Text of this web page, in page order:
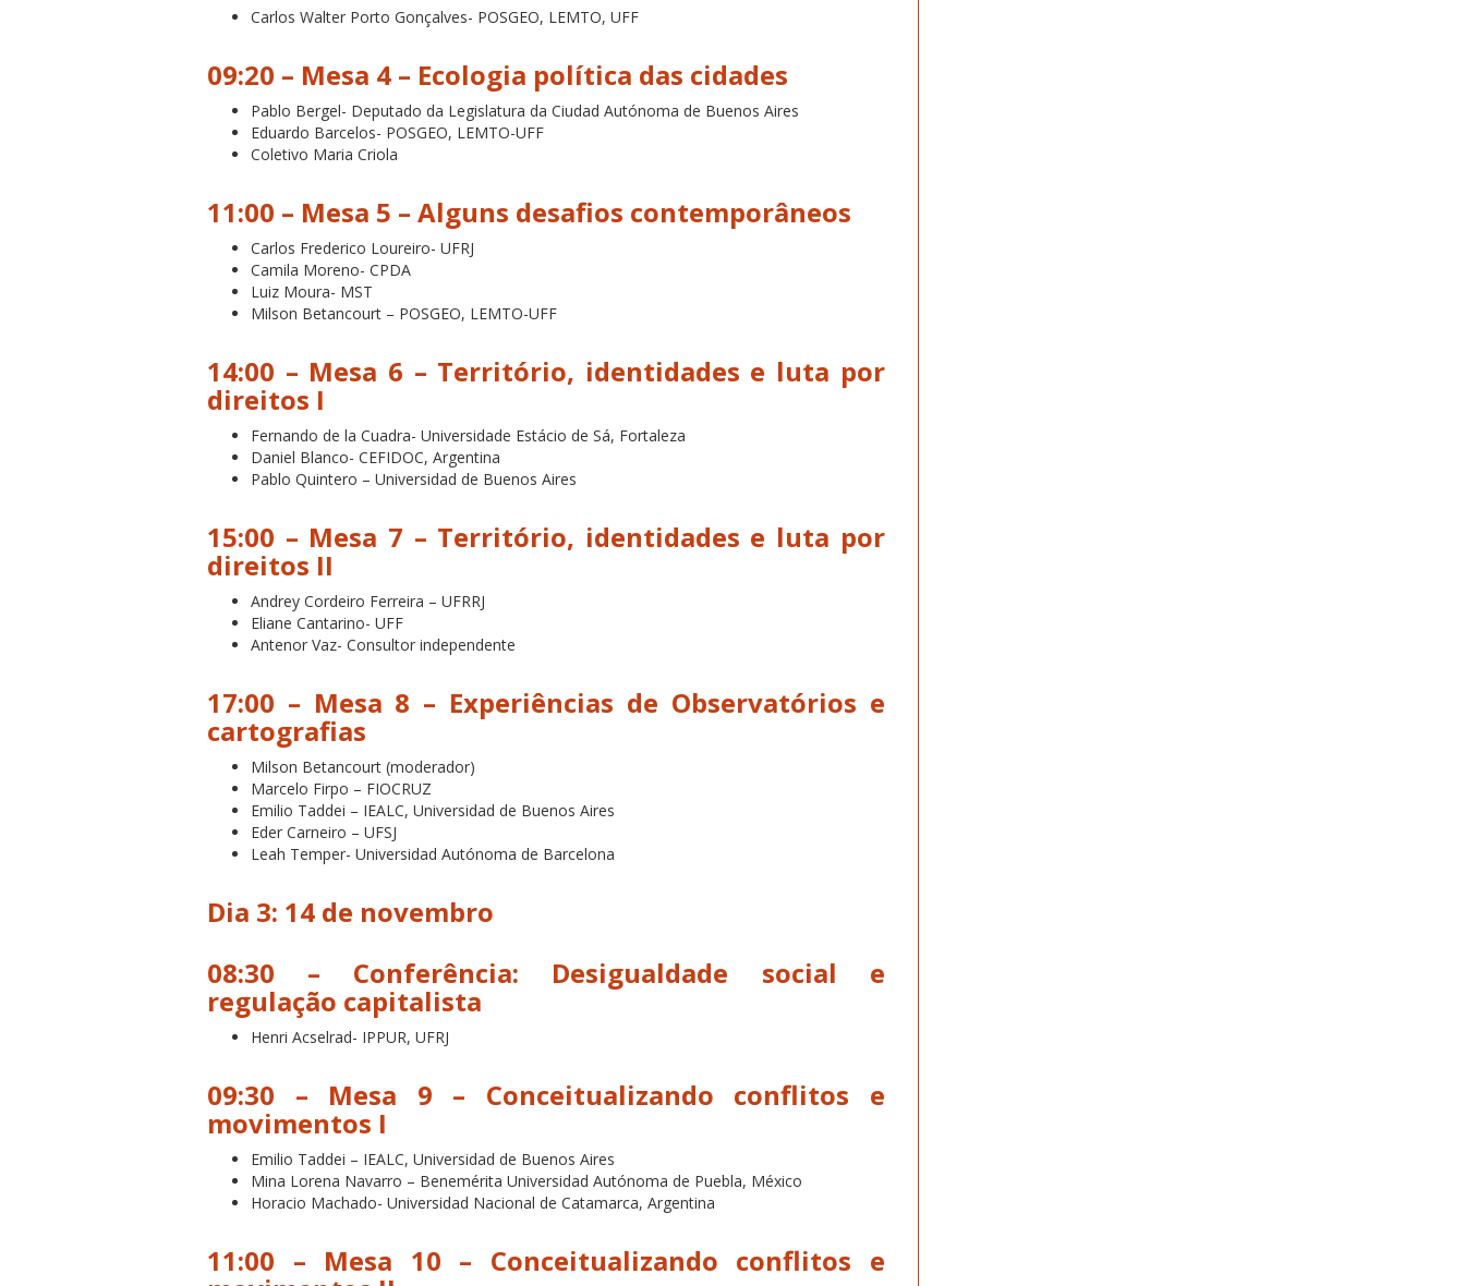
Carlos Walter Porto Gonçalves- POSGEO, LEMTO, UFF
09:20 – Mesa 4 – Ecologia política das cidades
Pablo Bergel- Deputado da Legislatura da Ciudad Autónoma de Buenos Aires
Eduardo Barcelos- POSGEO, LEMTO-UFF
Coletivo Maria Criola
11:00 – Mesa 5 – Alguns desafios contemporâneos
Carlos Frederico Loureiro- UFRJ
Camila Moreno- CPDA
Luiz Moura- MST
Milson Betancourt – POSGEO, LEMTO-UFF
14:00 – Mesa 6 – Território, identidades e luta por
direitos I
Fernando de la Cuadra- Universidade Estácio de Sá, Fortaleza
Daniel Blanco- CEFIDOC, Argentina
Pablo Quintero – Universidad de Buenos Aires
15:00 – Mesa 7 – Território, identidades e luta por
direitos II
Andrey Cordeiro Ferreira – UFRRJ
Eliane Cantarino- UFF
Antenor Vaz- Consultor independente
17:00 – Mesa 8 – Experiências de Observatórios e
cartografias
Milson Betancourt (moderador)
Marcelo Firpo – FIOCRUZ
Emilio Taddei – IEALC, Universidad de Buenos Aires
Eder Carneiro – UFSJ
Leah Temper- Universidad Autónoma de Barcelona
Dia 3: 14 de novembro
08:30 – Conferência: Desigualdade social e
regulação capitalista
Henri Acselrad- IPPUR, UFRJ
09:30 – Mesa 9 – Conceitualizando conflitos e
movimentos I
Emilio Taddei – IEALC, Universidad de Buenos Aires
Mina Lorena Navarro – Benemérita Universidad Autónoma de Puebla, México
Horacio Machado- Universidad Nacional de Catamarca, Argentina
11:00 – Mesa 10 – Conceitualizando conflitos e